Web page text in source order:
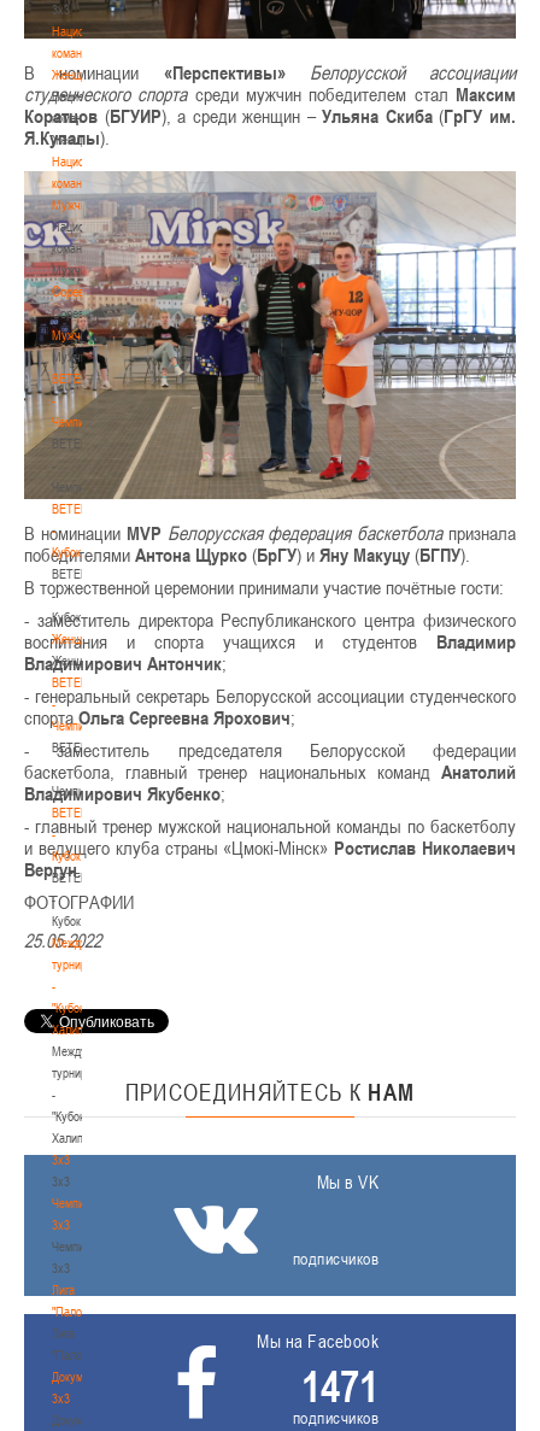
3х3
Национальная
команда.
Женщины
Национальная
команда.
Женщины
Национальная
команда.
Мужчины
Национальная
команда.
Мужчины
Соревнования
Соревнования
Мужчины
Мужчины
BETERA
-
Чемпионат
BETERA
-
Чемпионат
BETERA
-
Кубок
BETERA
-
Кубок
Женщины
Женщины
BETERA
-
Чемпионат
BETERA
-
Чемпионат
BETERA
-
Кубок
BETERA
-
Кубок
Международный
турнир
-
"Кубок
Халипского"
Международный
турнир
-
"Кубок
Халипского"
3x3
3x3
Чемпионат
3х3
Чемпионат
3х3
Лига
"Палова"
Лига
"Палова"
Документы
3х3
Документы
В номинации «Перспективы»
Белорусской ассоциации
студенческого спортасреди мужчин победителем стал Максим
Коратцов (БГУИР), а среди женщин –Ульяна Скиба(ГрГУ им.
Я.Купалы).
В номинации MVP Белорусская федерация баскетболапризнала
победителями Антона Щурко (БрГУ) и Яну Макуцу (БГПУ).
В торжественной церемонии принимали участие почётные гости:
- заместитель директора Республиканского центра физического
воспитания и спорта учащихся и студентов Владимир
Владимирович Антончик;
- генеральный секретарь Белорусской ассоциации студенческого
спорта Ольга Сергеевна Ярохович;
- заместитель председателя Белорусской федерации
баскетбола, главный тренер национальных команд Анатолий
Владимирович Якубенко;
- главный тренер мужской национальной команды по баскетболу
и ведущего клуба страны «Цмокі-Мінск» Ростислав Николаевич
Вергун.
ФОТОГРАФИИ
25.05.2022
ПРИСОЕДИНЯЙТЕСЬ К НАМ
Мы в VK
подписчиков
Мы на Facebook
1471
подписчиков